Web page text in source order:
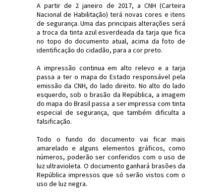
A partir de 2 janeiro de 2017, a CNH (Carteira
Nacional de Habilitação) terá novas cores e itens
de segurança. Uma das principais alterações será
a troca da tinta azul esverdeada da tarja que fica
no topo do documento atual, acima da foto de
identificação do cidadão, para a cor preto.
A impressão continua em alto relevo e a tarja
passa a ter o mapa do Estado responsável pela
emissão da CNH, do lado direito. No alto do lado
esquerdo, sob o brasão da República, a imagem
do mapa do Brasil passa a ser impressa com tinta
especial de segurança, que também dificulta a
falsificação.
Todo o fundo do documento vai ficar mais
amarelado e alguns elementos gráficos, como
números, poderão ser conferidos com o uso de
luz ultravioleta. O documento ganhará brasões da
República impressos que só serão vistos com o
uso de luz negra.